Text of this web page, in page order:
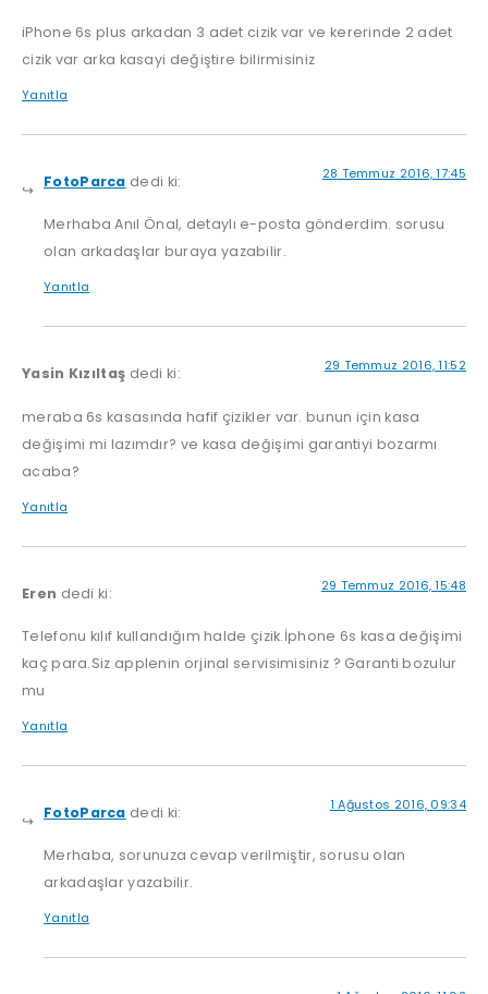
iPhone 6s plus arkadan 3 adet cizik var ve kererinde 2 adet
cizik var arka kasayi değiştire bilirmisiniz
Yanıtla
FotoParca dedi ki: 28 Temmuz 2016, 17:45
Merhaba Anıl Önal, detaylı e-posta gönderdim. sorusu
olan arkadaşlar buraya yazabilir.
Yanıtla
Yasin Kızıltaş dedi ki: 29 Temmuz 2016, 11:52
meraba 6s kasasında hafif çizikler var. bunun için kasa
değişimi mi lazımdır? ve kasa değişimi garantiyi bozarmı
acaba?
Yanıtla
Eren dedi ki: 29 Temmuz 2016, 15:48
Telefonu kılıf kullandığım halde çizik.İphone 6s kasa değişimi
kaç para.Siz applenin orjinal servisimisiniz ? Garanti bozulur
mu
Yanıtla
FotoParca dedi ki: 1 Ağustos 2016, 09:34
Merhaba, sorunuza cevap verilmiştir, sorusu olan
arkadaşlar yazabilir.
Yanıtla